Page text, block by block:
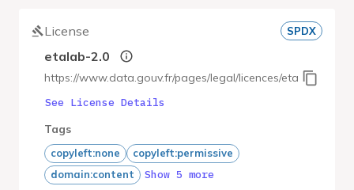
License SPDX
etalab-2.0
https://www.data.gouv.fr/pages/legal/licences/etalab-2.0
See License Details
Tags
copyleft:none
copyleft:permissive
domain:content
Show 5 more